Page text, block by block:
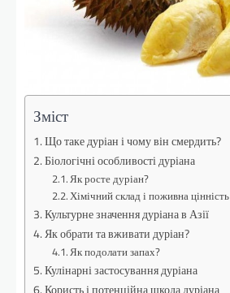
Зміст
Що таке дуріан і чому він смердить?
Біологічні особливості дуріана
Як росте дуріан?
Хімічний склад і поживна цінність
Культурне значення дуріана в Азії
Як обрати та вживати дуріан?
Як подолати запах?
Кулінарні застосування дуріана